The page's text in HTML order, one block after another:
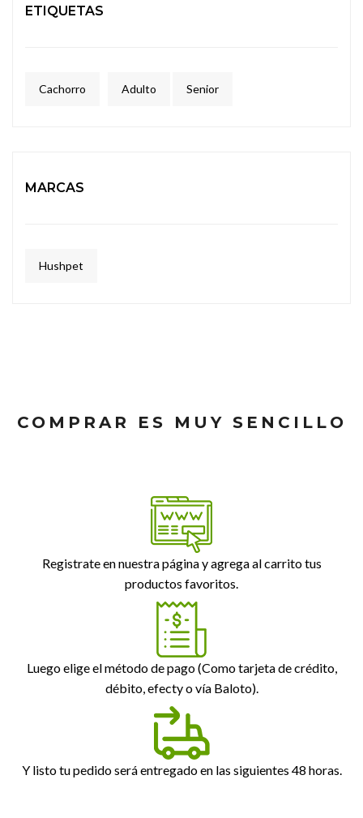
ETIQUETAS
Cachorro Adulto Senior
MARCAS
Hushpet
COMPRAR ES MUY SENCILLO
Registrate en nuestra página y agrega al carrito tus
productos favoritos.
Luego elige el método de pago (Como tarjeta de crédito,
débito, efecty o vía Baloto).
Y listo tu pedido será entregado en las siguientes 48 horas.